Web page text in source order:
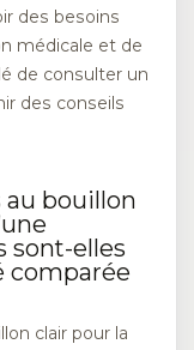
des besoins
médicale et de
de consulter un
des conseils
bouillon
sont-elles
comparée
clair pour la